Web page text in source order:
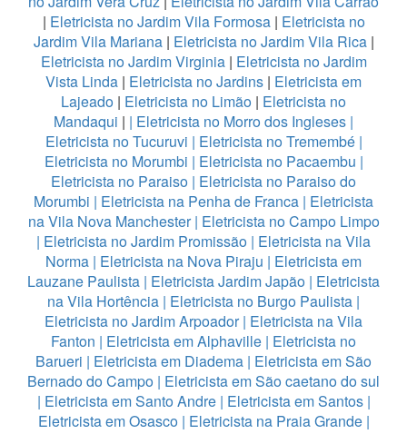
| Eletricista no Jardim Vila Formosa| Eletricista no
Jardim Vila Mariana| Eletricista no Jardim Vila Rica|
Eletricista no Jardim Virginia| Eletricista no Jardim
Vista Linda | Eletricista no Jardins | Eletricista em
Lajeado | Eletricista no Limão | Eletricista no
Mandaqui | | Eletricista no Morro dos Ingleses |
Eletricista no Tucuruvi | Eletricista no Tremembé|
Eletricista no Morumbi | Eletricista no Pacaembu |
Eletricista no Paraiso | Eletricista no Paraiso do
Morumbi | Eletricista na Penha de Franca | Eletricista
na Vila Nova Manchester| Eletricista no Campo Limpo
| Eletricista no Jardim Promissão | Eletricista na Vila
Norma | Eletricista na Nova Piraju | Eletricista em
Lauzane Paulista | Eletricista Jardim Japão | Eletricista
na Vila Hortência | Eletricista no Burgo Paulista |
Eletricista no Jardim Arpoador| Eletricista na Vila
Fanton | Eletricista em Alphaville | Eletricista no
Barueri | Eletricista em Diadema | Eletricista em São
Bernado do Campo | Eletricista em São caetano do sul
| Eletricista em Santo Andre| Eletricista em Santos|
Eletricista em Osasco| Eletricista na Praia Grande|